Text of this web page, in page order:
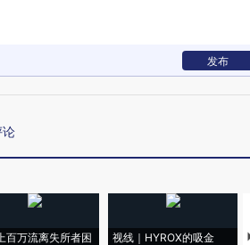
发布
论
百万流离失所者困
视线｜HYROX的吸金